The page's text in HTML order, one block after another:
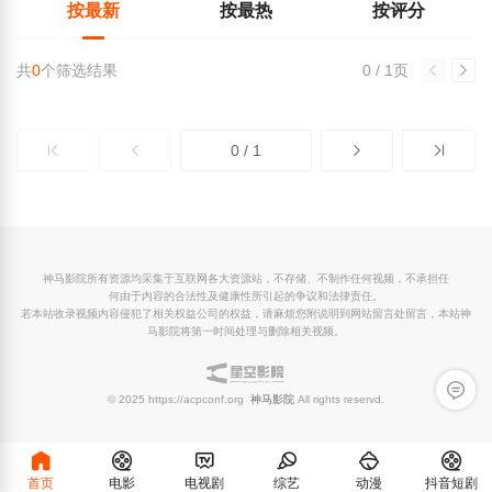
按最新 按最热 按评分
0 / 1页
共0个筛选结果
0 / 1
留言反
神马影院所有资源均采集于互联网各大资源站，不存储、不制作任何视频，不承担任
何由于内容的合法性及健康性所引起的争议和法律责任。
若本站收录视频内容侵犯了相关权益公司的权益，请麻烦您附说明到网站留言处留言，本站神
马影院将第一时间处理与删除相关视频。
© 2025 https://acpconf.org 神马影院 All rights reservd.
首页 电影 电视剧 综艺 动漫 抖音短剧